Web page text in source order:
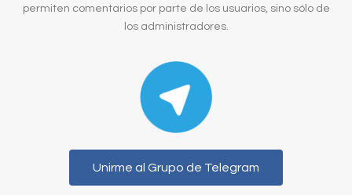
permiten comentarios por parte de los usuarios, sino sólo de
los administradores.
Unirme al Grupo de Telegram